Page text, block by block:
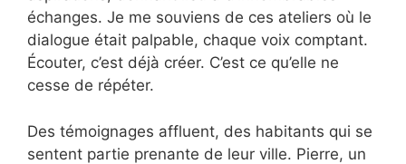
échanges. Je me souviens de ces ateliers où le
dialogue était palpable, chaque voix comptant.
Écouter, c’est déjà créer. C’est ce qu’elle ne
cesse de répéter.
Des témoignages affluent, des habitants qui se
sentent partie prenante de leur ville. Pierre, un